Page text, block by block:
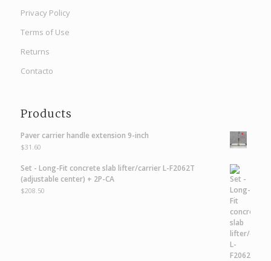
Privacy Policy
Terms of Use
Returns
Contacto
Products
Paver carrier handle extension 9-inch
$31.60
Set - Long-Fit concrete slab lifter/carrier L-F2062T
(adjustable center) + 2P-CA
$208.50